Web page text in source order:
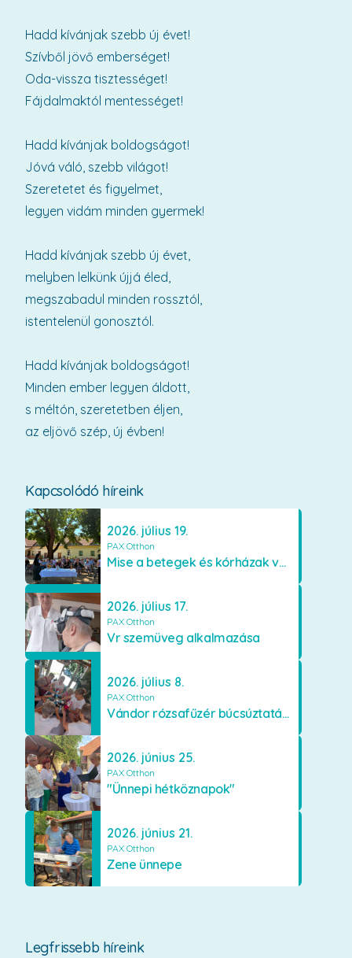
Kapcsolódó híreink
2026. július 19.
PAX Otthon
Mise a betegek és kórházak védőszentjének emlékére
2026. július 17.
PAX Otthon
Vr szemüveg alkalmazása
2026. július 8.
PAX Otthon
Vándor rózsafűzér búcsúztatása
2026. június 25.
PAX Otthon
"Ünnepi hétköznapok"
2026. június 21.
PAX Otthon
Zene ünnepe
Legfrissebb híreink
Hadd kívánjak szebb új évet!
Szívből jövő emberséget!
Oda-vissza tisztességet!
Fájdalmaktól mentességet!
Hadd kívánjak boldogságot!
Jóvá váló, szebb világot!
Szeretetet és figyelmet,
legyen vidám minden gyermek!
Hadd kívánjak szebb új évet,
melyben lelkünk újjá éled,
megszabadul minden rossztól,
istentelenül gonosztól.
Hadd kívánjak boldogságot!
Minden ember legyen áldott,
s méltón, szeretetben éljen,
az eljövő szép, új évben!